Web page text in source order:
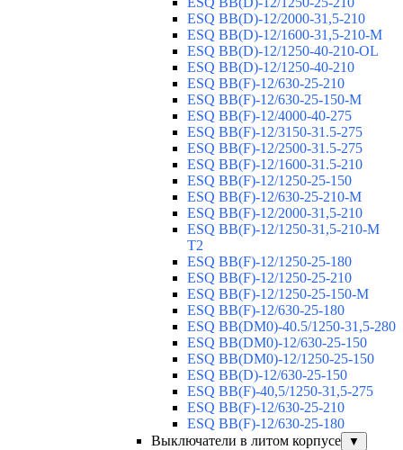
ESQ BB(D)-12/2000-31,5-210
ESQ BB(D)-12/1600-31,5-210-М
ESQ BB(D)-12/1250-40-210-OL
ESQ BB(D)-12/1250-40-210
ESQ ВВ(F)-12/630-25-210
ESQ ВВ(F)-12/630-25-150-М
ESQ ВВ(F)-12/4000-40-275
ESQ ВВ(F)-12/3150-31.5-275
ESQ ВВ(F)-12/2500-31.5-275
ESQ ВВ(F)-12/1600-31.5-210
ESQ ВВ(F)-12/1250-25-150
ESQ BB(F)-12/630-25-210-М
ESQ BB(F)-12/2000-31,5-210
ESQ BB(F)-12/1250-31,5-210-М
T2
ESQ BB(F)-12/1250-25-180
ESQ ВВ(F)-12/1250-25-210
ESQ ВВ(F)-12/1250-25-150-М
ESQ BB(F)-12/630-25-180
ESQ ВВ(DM0)-40.5/1250-31,5-280
ESQ ВВ(DM0)-12/630-25-150
ESQ ВВ(DM0)-12/1250-25-150
ESQ BB(D)-12/630-25-150
ESQ ВВ(F)-40,5/1250-31,5-275
ESQ ВВ(F)-12/630-25-210
ESQ ВВ(F)-12/630-25-180
Выключатели в литом корпусе
▼